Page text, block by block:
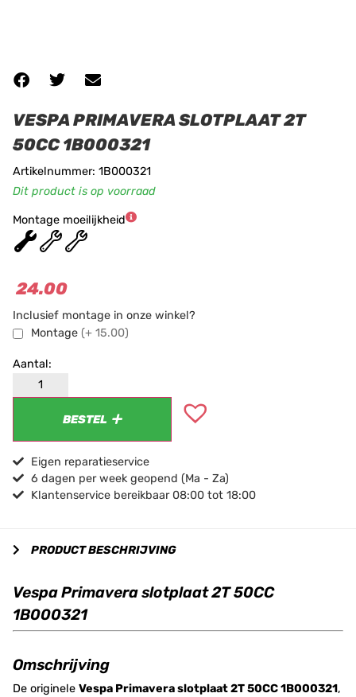
VESPA PRIMAVERA SLOTPLAAT 2T
50CC 1B000321
Artikelnummer: 1B000321
Dit product is op voorraad
Montage moeilijkheid
★★★
24.00
Inclusief montage in onze winkel?
Montage (+ 15.00)
BESTEL
Eigen reparatieservice
6 dagen per week geopend (Ma - Za)
Klantenservice bereikbaar 08:00 tot 18:00
PRODUCT BESCHRIJVING
Vespa Primavera slotplaat 2T 50CC
1B000321
Omschrijving
De originele Vespa Primavera slotplaat 2T 50CC 1B000321,